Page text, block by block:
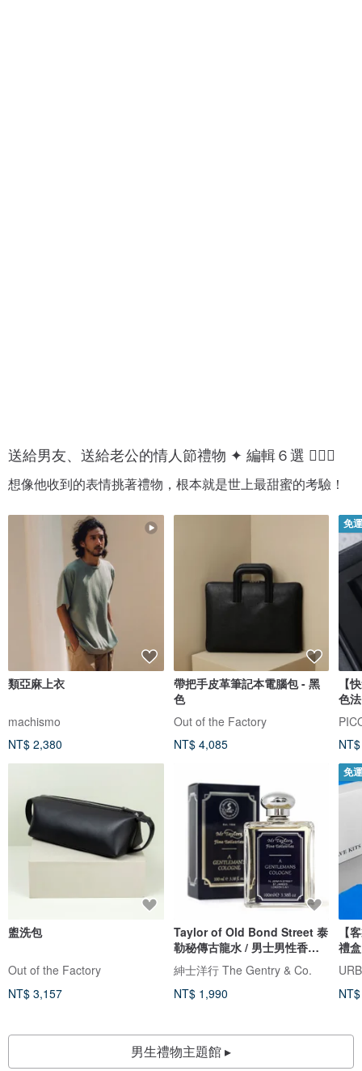
送給男友、送給老公的情人節禮物 ✦ 編輯６選 💁🏻‍♂️
想像他收到的表情挑著禮物，根本就是世上最甜蜜的考驗！
類亞麻上衣
machismo
NT$ 2,380
盥洗包
Out of the Factory
NT$ 3,157
帶把手皮革筆記本電腦包 - 黑
色
Out of the Factory
NT$ 4,085
Taylor of Old Bond Street 泰
勒秘傳古龍水 / 男士男性香水
香氛
紳士洋行 The Gentry & Co.
NT$ 1,990
免
【
色
免
【
禮
男生禮物主題館 ▸